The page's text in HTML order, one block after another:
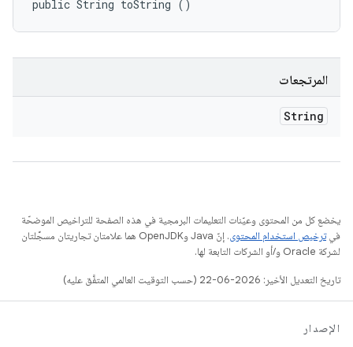
public String toString ()
المرتجعات
String
يخضع كل من المحتوى وعيّنات التعليمات البرمجية في هذه الصفحة للتراخيص الموضحّة
فيترخيص استخدام المحتوى
. إنّ Java وOpenJDK هما علامتان تجاريتان مسجَّلتان
لشركة Oracle و/أو الشركات التابعة لها.
تاريخ التعديل الأخير: 2026-06-22 (حسب التوقيت العالمي المتفَّق عليه)
الإصدار